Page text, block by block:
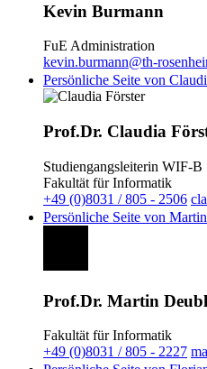
Kevin Burmann
FuE Administration
kevin.burmann@th-
Persönliche Seite von
Prof.Dr. Claudia
Studiengangsleiterin WIF-B
Fakultät für Informatik
+49 (0)8031 / 805 - 2506
Persönliche Seite von
Prof.Dr. Martin
Fakultät für Informatik
+49 (0)8031 / 805 - 2227